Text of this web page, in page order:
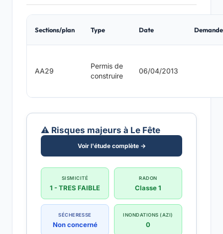
Sections/plan Type Date
AA29
Permis de
construire
06/04/2013
⚠️ Risques majeurs à Le Fête
Voir l'étude complète →
SISMICITÉ
1 - TRES FAIBLE
RADON
Classe 1
SÉCHERESSE
Non concerné
INONDATIONS (AZI)
0